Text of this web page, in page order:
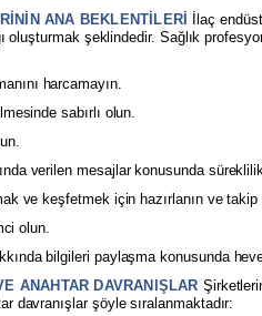
ANA BEKLENTİLERİ
İlaç
oluşturmak şeklindedir. Sağlık
harcamayın.
sabırlı olun.
verilen mesajlar konusunda
ve keşfetmek için hazırlanın ve takip
olun.
bilgileri paylaşma konusunda
ANAHTAR DAVRANIŞLAR
davranışlar şöyle sıralanmaktadır: